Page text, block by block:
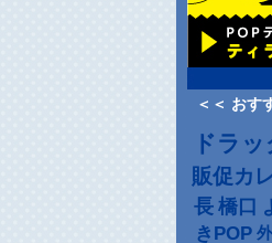
＜＜ おす
ドラ
販促カ
長 橋口
きPOP